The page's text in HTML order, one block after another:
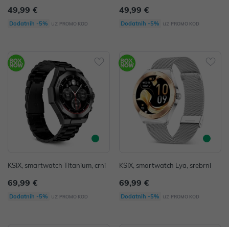
49,99 €
Dodatnih -5% uz PROMO KOD
49,99 €
Dodatnih -5% uz PROMO KOD
KSIX, smartwatch Titanium, crni
69,99 €
Dodatnih -5% uz PROMO KOD
KSIX, smartwatch Lya, srebrni
69,99 €
Dodatnih -5% uz PROMO KOD